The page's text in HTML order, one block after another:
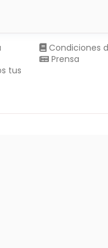
tus
Condiciones
Prensa